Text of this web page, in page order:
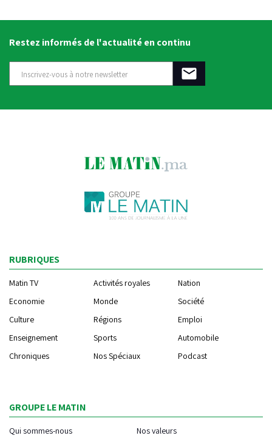
Restez informés de l'actualité en continu
RUBRIQUES
Matin TV Activités royales
Nation
Economie
Monde
Société
Culture
Régions
Emploi
Enseignement
Sports
Automobile
Chroniques
Nos Spéciaux Podcast
GROUPE LE MATIN
Qui sommes-nous
Nos valeurs